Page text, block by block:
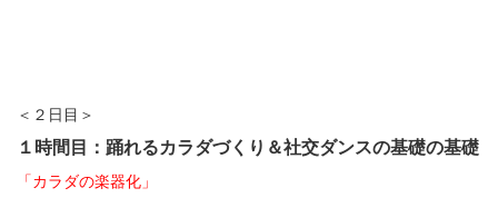
＜２日目＞
１時間目：踊れるカラダづくり＆社交ダンスの基礎の基礎
「カラダの楽器化」